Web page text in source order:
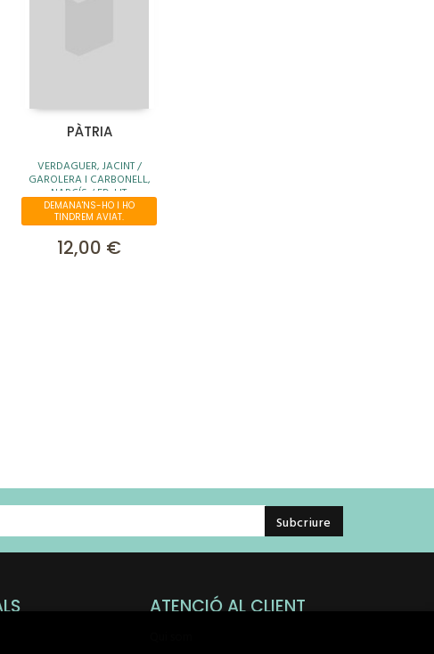
PÀTRIA
VERDAGUER, JACINT /
GAROLERA I CARBONELL,
NARCÍS / ED. LIT.
DEMANA'NS-HO I HO
TINDREM AVIAT.
12,00 €
ATENCIÓ AL CLIENT